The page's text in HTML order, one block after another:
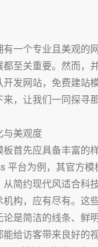
一个专业且美观的
至关重要。然而，
发网站，免费建站
，让我们一同探寻
与美观度
首先应具备丰富的
平台为例，其官方
简约现代风适合科
构，应有尽有。这
论是简洁的线条、鲜
给访客带来良好的